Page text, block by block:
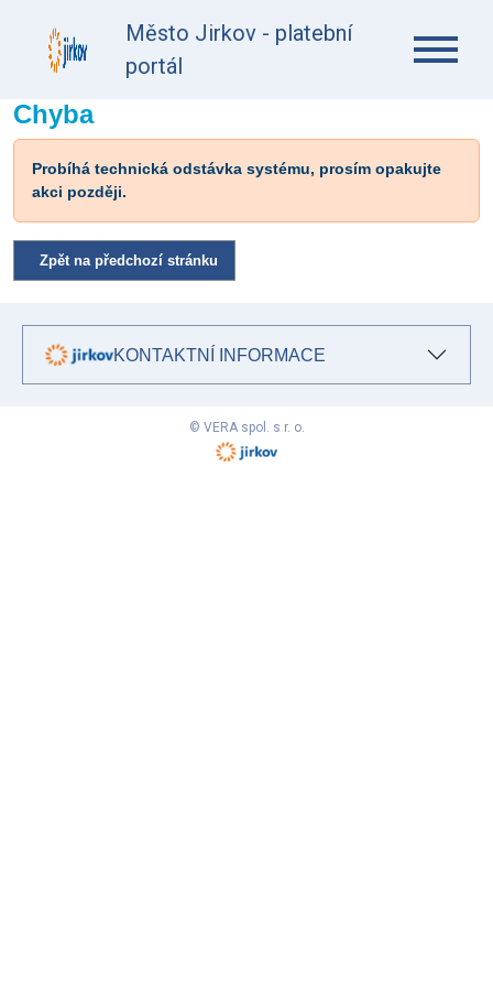
Město Jirkov - platební
portál
Chyba
Probíhá technická odstávka systému, prosím opakujte
akci později.
Zpět na předchozí stránku
KONTAKTNÍ INFORMACE
© VERA spol. s r. o.